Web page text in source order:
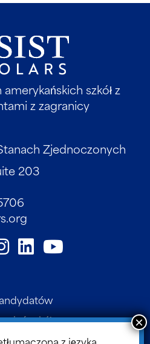
szkół z
z zagranicy
Zjednoczonych
203
sieć szkół